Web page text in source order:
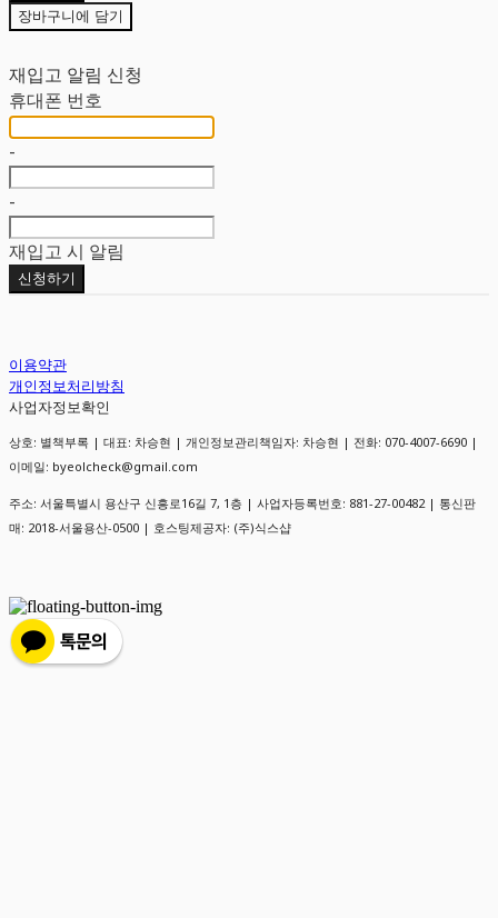
장바구니에 담기
재입고 알림 신청
휴대폰 번호
-
-
재입고 시 알림
신청하기
이용약관
개인정보처리방침
사업자정보확인
상호: 별책부록 | 대표: 차승현 | 개인정보관리책임자: 차승현 | 전화: 070-4007-6690 |
이메일: byeolcheck@gmail.com
주소: 서울특별시 용산구 신흥로16길 7, 1층 | 사업자등록번호: 881-27-00482 | 통신판
매: 2018-서울용산-0500 | 호스팅제공자: (주)식스샵